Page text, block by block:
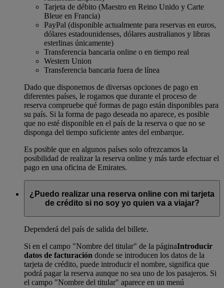
Tarjeta de débito (Maestro en Reino Unido y Carte
Bleue en Francia)
PayPal (disponible actualmente para reservas en euros,
dólares estadounidenses, dólares australianos y libras
esterlinas únicamente)
Transferencia bancaria online o en tiempo real
Western Union
Transferencia bancaria fuera de línea
Dado que disponemos de diversas opciones de pago en
diferentes países, le rogamos que durante el proceso de
reserva compruebe qué formas de pago están disponibles para
su país. Si la forma de pago deseada no aparece, es posible
que no esté disponible en el país de la reserva o que no se
disponga del tiempo suficiente antes del embarque.
Es posible que en algunos países solo ofrezcamos la
posibilidad de realizar la reserva online y más tarde efectuar el
pago en una oficina de Emirates.
¿Puedo realizar una reserva online con mi tarjeta
de crédito si no soy yo quien va a viajar?
Dependerá del país de salida del billete.
Si en el campo "Nombre del titular" de la páginaIntroducir
datos de facturación donde se introducen los datos de la
tarjeta de crédito, puede introducir el nombre, significa que
podrá pagar la reserva aunque no sea uno de los pasajeros. Si
el campo "Nombre del titular" aparece en un menú